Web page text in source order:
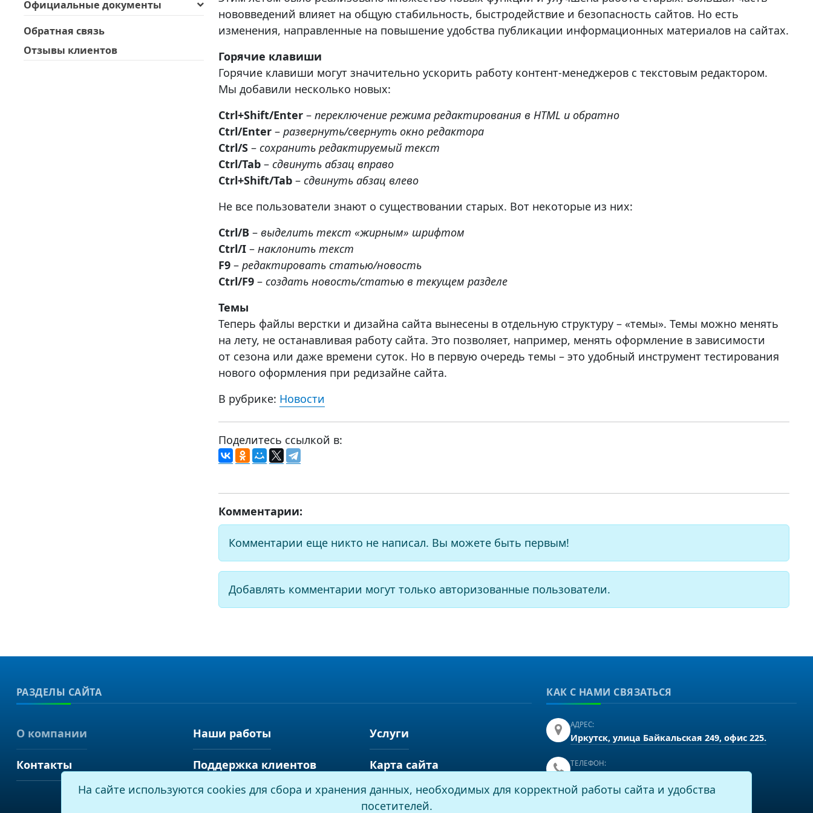
нововведений влияет на общую стабильность, быстродействие и безопасность сайтов. Но есть
изменения, направленные на повышение удобства публикации информационных материалов на сайтах.
Горячие клавиши
Горячие клавиши могут значительно ускорить работу контент-менеджеров с текстовым редактором.
Мы добавили несколько новых:
Ctrl+Shift/Enter –переключение режима редактирования в HTML и обратно
Ctrl/Enter –развернуть/свернуть окно редактора
Ctrl/S –сохранить редактируемый текст
Ctrl/Tab –сдвинуть абзац вправо
Ctrl+Shift/Tab –сдвинуть абзац влево
Не все пользователи знают о существовании старых. Вот некоторые из них:
Ctrl/B – выделить текст «жирным» шрифтом
Ctrl/I –наклонить текст
F9 –редактировать статью/новость
Ctrl/F9 –создать новость/статью в текущем разделе
Темы
Теперь файлы верстки и дизайна сайта вынесены в отдельную структуру – «темы». Темы можно менять
на лету, не останавливая работу сайта. Это позволяет, например, менять оформление в зависимости
от сезона или даже времени суток. Но в первую очередь темы – это удобный инструмент тестирования
нового оформления при редизайне сайта.
В рубрике: Новости
Поделитесь ссылкой в:
Комментарии:
Комментарии еще никто не написал. Вы можете быть первым!
Добавлять комментарии могут только авторизованные пользователи.
Официальные документы
Обратная связь
Отзывы клиентов
РАЗДЕЛЫ САЙТА
О компании Наши работы Услуги
Контакты Поддержка клиентов Карта сайта
КАК С НАМИ СВЯЗАТЬСЯ
АДРЕС:
Иркутск, улица Байкальская 249, офис 225.
ТЕЛЕФОН:
На сайте используются cookies для сбора и хранения данных, необходимых для корректной работы сайта и удобства
посетителей.